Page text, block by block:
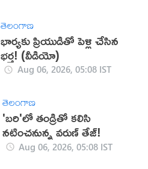
తెలంగాణ
భార్యకు ప్రియుడితో పెళ్లి చేసిన
భర్త! (వీడియో)
Aug 06, 2026, 05:08 IST
తెలంగాణ
'బరి'లో తండ్రితో కలిసి
నటించనున్న వరుణ్ తేజ్!
Aug 06, 2026, 05:08 IST